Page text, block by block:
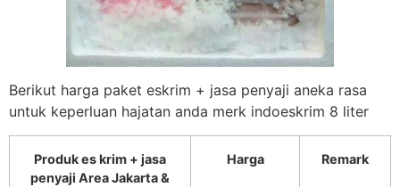
Berikut harga paket eskrim + jasa penyaji aneka rasa
untuk keperluan hajatan anda merk indoeskrim 8 liter
Produk es krim + jasa
penyaji Area Jakarta &
Harga Remark